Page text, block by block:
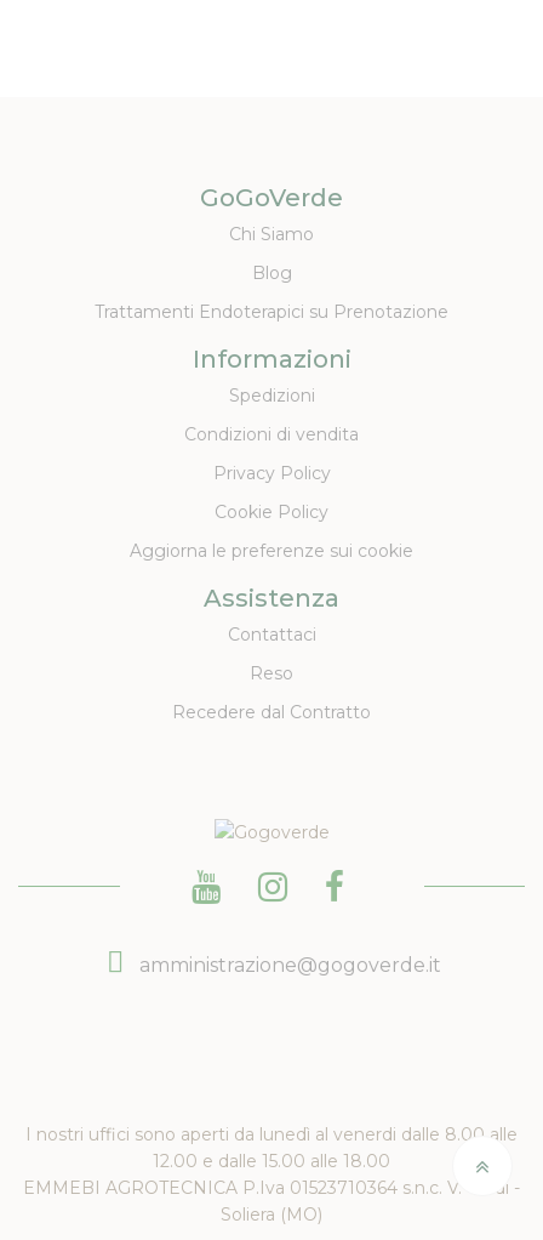
GoGoVerde
Chi Siamo
Blog
Trattamenti Endoterapici su Prenotazione
Informazioni
Spedizioni
Condizioni di vendita
Privacy Policy
Cookie Policy
Aggiorna le preferenze sui cookie
Assistenza
Contattaci
Reso
Recedere dal Contratto
amministrazione@gogoverde.it
I nostri uffici sono aperti da lunedì al venerdi dalle 8.00 alle
12.00 e dalle 15.00 alle 18.00
EMMEBI AGROTECNICA P.Iva 01523710364 s.n.c. V. Verdi -
Soliera (MO)